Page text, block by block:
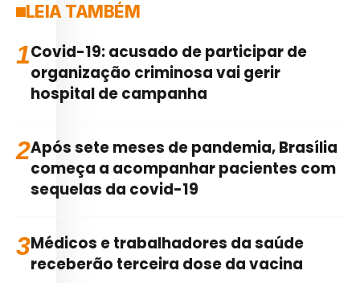
LEIA TAMBÉM
1Covid-19: acusado de participar de
organização criminosa vai gerir
hospital de campanha
2Após sete meses de pandemia, Brasília
começa a acompanhar pacientes com
sequelas da covid-19
3Médicos e trabalhadores da saúde
receberão terceira dose da vacina